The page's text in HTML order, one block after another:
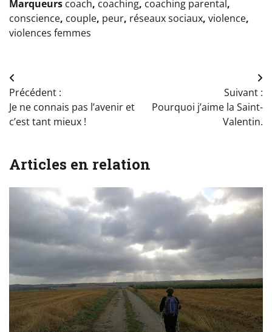
Marqueurs coach, coaching, coaching parental,
conscience, couple, peur, réseaux sociaux, violence,
violences femmes
Navigation
de
l’article
Précédent :
Je ne connais pas l’avenir et
c’est tant mieux !
Suivant :
Pourquoi j’aime la Saint-
Valentin.
Articles en relation